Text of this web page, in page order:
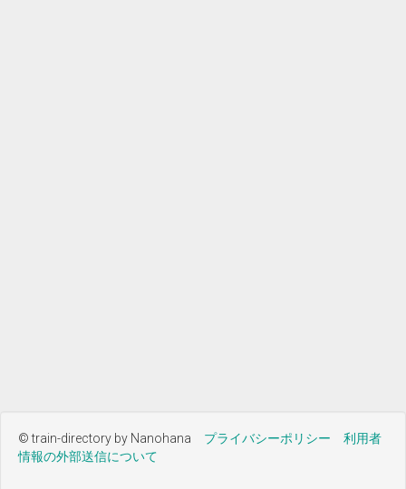
© train-directory by Nanohana プライバシーポリシー
利用者
情報の外部送信について